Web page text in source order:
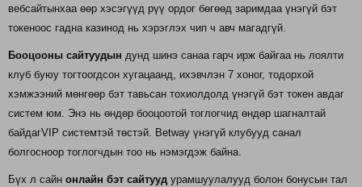
вебсайтынхаа өөр хэсэгүүд рүү ордог бөгөөд заримдаа үнэгүй бэт
токеноос гадна казинод нь хэрэглэх чип ч авч магадгүй.
Бооцооны сайтуудын дунд шинэ санаа гарч ирж байгаа нь лоялти
клуб буюу тогтоогдсон хугацаанд, ихэвчлэн 7 хоног, тодорхой
хэмжээний мөнгөөр бэт тавьсан тохиолдолд үнэгүй бэт токен авдаг
систем юм. Энэ нь өндөр бооцоотой тоглогчид өндөр шагналтай
байдагVIP системтэй төстэй. Betway үнэгүй клубууд санал
болгосноор тоглогчдын тоо нь нэмэгдэж байна.
Бүх л сайн онлайн бэт сайтууд урамшуулалууд болон бонусын тал